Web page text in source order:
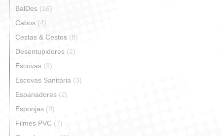
BalDes (16)
Cabos (4)
Cestas & Cestos (8)
Desentupidores (2)
Escovas (3)
Escovas Sanitária (3)
Espanadores (2)
Esponjas (9)
Filmes PVC (7)